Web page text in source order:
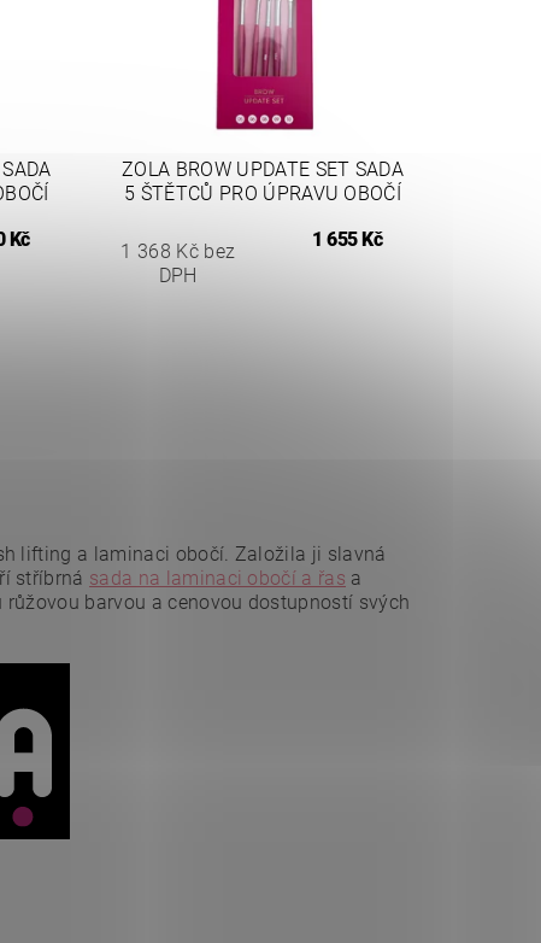
Kč
ZOLA BROW UPDATE SET SADA
5 ŠTĚTCŮ PRO ÚPRAVU OBOČÍ
1 368 Kč bez
DPH
1 655 Kč
lifting a laminaci obočí. Založila ji slavná
stříbrná sada na laminaci obočí a řas a
barvou a cenovou dostupností svých